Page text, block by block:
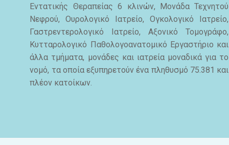
Εντατικής Θεραπείας 6 κλινών, Μονάδα Τεχνητού
Νεφρού, Ουρολογικό Ιατρείο, Ογκολογικό Ιατρείο,
Γαστρεντερολογικό Ιατρείο, Αξονικό Τομογράφο,
Κυτταρολογικό Παθολογοανατομικό Εργαστήριο και
άλλα τμήματα, μονάδες και ιατρεία μοναδικά για το
νομό, τα οποία εξυπηρετούν ένα πληθυσμό 75.381 και
πλέον κατοίκων.